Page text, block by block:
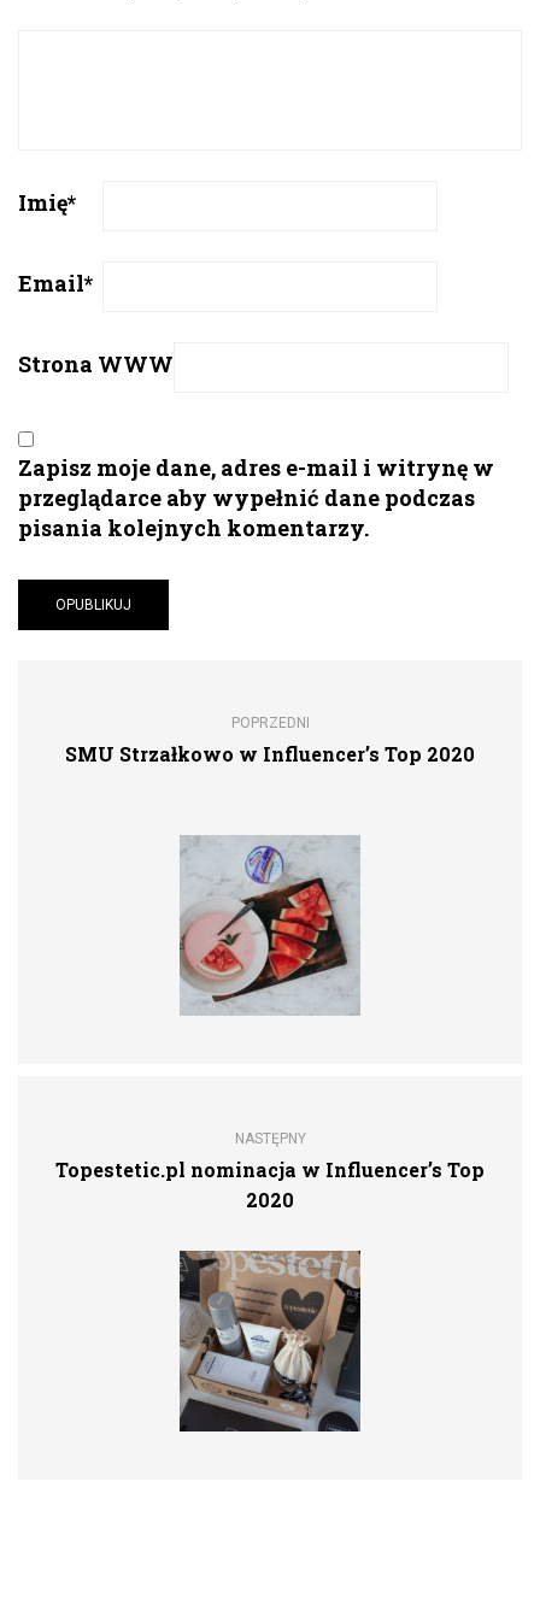
Imię*
Email*
Strona WWW
Zapisz moje dane, adres e-mail i witrynę w
przeglądarce aby wypełnić dane podczas
pisania kolejnych komentarzy.
POPRZEDNI
SMU Strzałkowo w Influencer’s Top 2020
NASTĘPNY
Topestetic.pl nominacja w Influencer’s Top
2020